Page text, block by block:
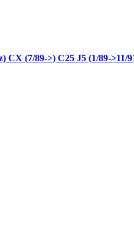
CX (7/89->) C25 J5 (1/89->11/